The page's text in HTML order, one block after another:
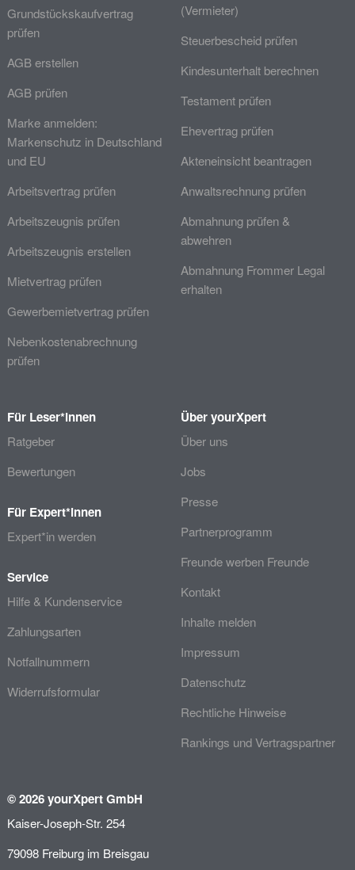
Grundstückskaufvertrag
prüfen
AGB erstellen
AGB prüfen
Marke anmelden:
Markenschutz in Deutschland
und EU
Arbeitsvertrag prüfen
Arbeitszeugnis prüfen
Arbeitszeugnis erstellen
Mietvertrag prüfen
Gewerbemietvertrag prüfen
Nebenkostenabrechnung
prüfen
(Vermieter)
Steuerbescheid prüfen
Kindesunterhalt berechnen
Testament prüfen
Ehevertrag prüfen
Akteneinsicht beantragen
Anwaltsrechnung prüfen
Abmahnung prüfen &
abwehren
Abmahnung Frommer Legal
erhalten
Für Leser*innen
Ratgeber
Bewertungen
Für Expert*innen
Expert*in werden
Service
Hilfe & Kundenservice
Zahlungsarten
Notfallnummern
Widerrufsformular
Über yourXpert
Über uns
Jobs
Presse
Partnerprogramm
Freunde werben Freunde
Kontakt
Inhalte melden
Impressum
Datenschutz
Rechtliche Hinweise
Rankings und Vertragspartner
© 2026 yourXpert GmbH
Kaiser-Joseph-Str. 254
79098 Freiburg im Breisgau